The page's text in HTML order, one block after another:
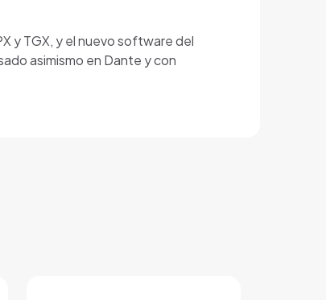
y TGX, y el nuevo software del
asimismo en Dante y con